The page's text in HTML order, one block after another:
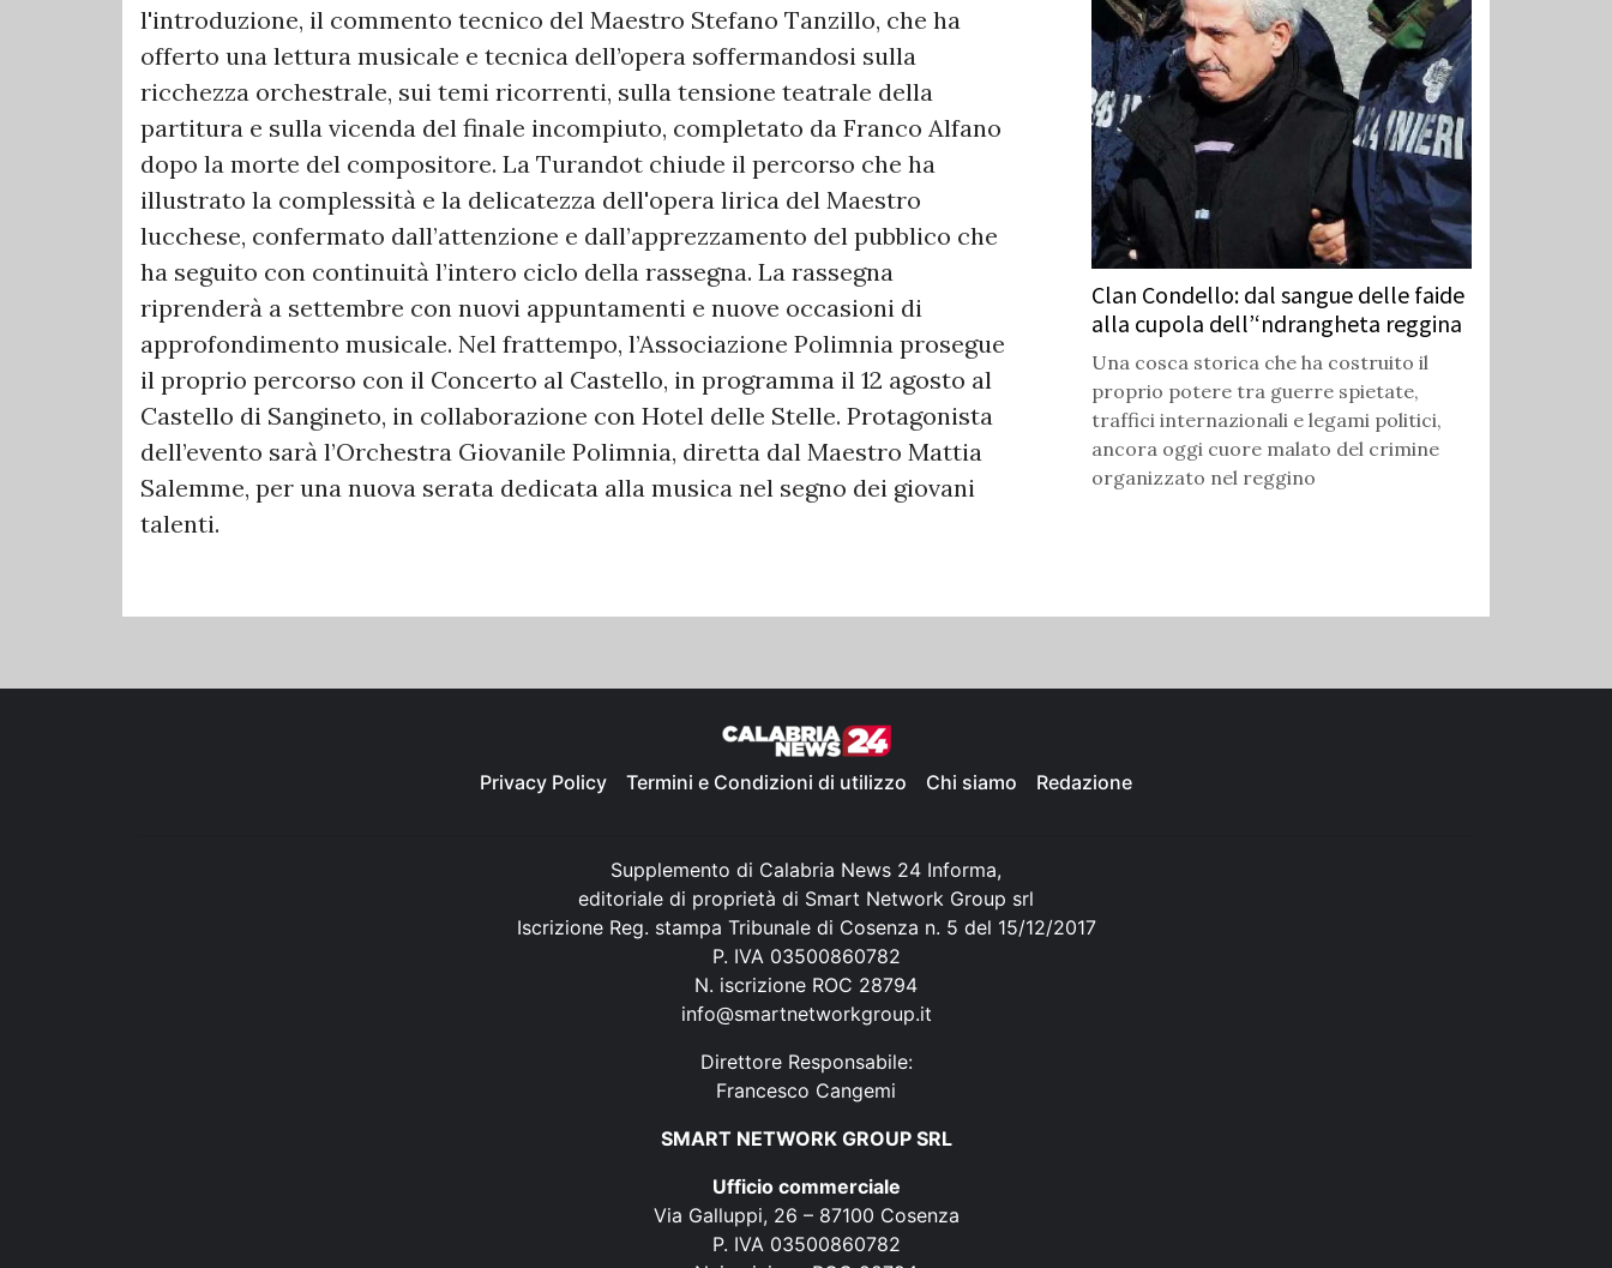
l'introduzione, il commento tecnico del Maestro Stefano Tanzillo, che ha
offerto una lettura musicale e tecnica dell’opera soffermandosi sulla
ricchezza orchestrale, sui temi ricorrenti, sulla tensione teatrale della
partitura e sulla vicenda del finale incompiuto, completato da Franco Alfano
dopo la morte del compositore. La Turandot chiude il percorso che ha
illustrato la complessità e la delicatezza dell'opera lirica del Maestro
lucchese, confermato dall’attenzione e dall’apprezzamento del pubblico che
ha seguito con continuità l’intero ciclo della rassegna. La rassegna
riprenderà a settembre con nuovi appuntamenti e nuove occasioni di
approfondimento musicale. Nel frattempo, l’Associazione Polimnia prosegue
il proprio percorso con il Concerto al Castello, in programma il 12 agosto al
Castello di Sangineto, in collaborazione con Hotel delle Stelle. Protagonista
dell’evento sarà l’Orchestra Giovanile Polimnia, diretta dal Maestro Mattia
Salemme, per una nuova serata dedicata alla musica nel segno dei giovani
talenti.
Clan Condello: dal sangue delle faide
alla cupola dell’‘ndrangheta reggina
Una cosca storica che ha costruito il
proprio potere tra guerre spietate,
traffici internazionali e legami politici,
ancora oggi cuore malato del crimine
organizzato nel reggino
Privacy Policy Termini e Condizioni di utilizzo Chi siamo Redazione
Supplemento di Calabria News 24 Informa,
editoriale di proprietà di Smart Network Group srl
Iscrizione Reg. stampa Tribunale di Cosenza n. 5 del 15/12/2017
P. IVA 03500860782
N. iscrizione ROC 28794
info@smartnetworkgroup.it
Direttore Responsabile:
Francesco Cangemi
SMART NETWORK GROUP SRL
Ufficio commerciale
Via Galluppi, 26 – 87100 Cosenza
P. IVA 03500860782